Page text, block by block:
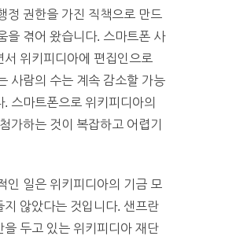
정 권한을 가진 직책으로 만드
을 겪어 왔습니다. 스마트폰 사
서 위키피디아에 편집인으로
사람의 수는 계속 감소할 가능
. 스마트폰으로 위키피디아의
가하는 것이 복잡하고 어렵기
인 일은 위키피디아의 기금 모
지 않았다는 것입니다. 샌프란
을 두고 있는 위키피디아 재단